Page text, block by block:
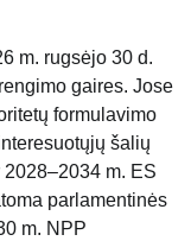
m. rugsėjo 30 d.
gaires. Jose
formulavimo
šalių
m. ES
parlamentinės
m. NPP